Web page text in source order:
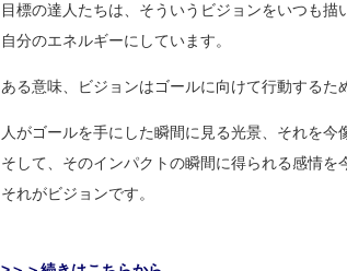
目標の達人たちは、そういうビジョンをいつも描
自分のエネルギーにしています。
ある意味、ビジョンはゴールに向けて行動するた
人がゴールを手にした瞬間に見る光景、それを今
そして、そのインパクトの瞬間に得られる感情を
それがビジョンです。